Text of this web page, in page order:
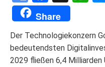
Translate
Share
Der Technologiekonzern
bedeutendsten
2029 fließen 6,4 Milliarden